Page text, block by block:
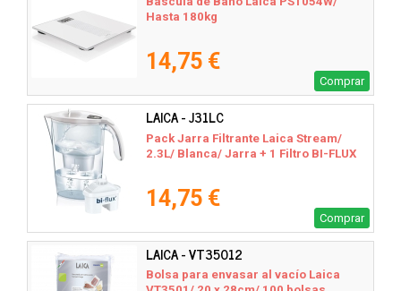
Hasta 180kg
14,75 €
Comprar
LAICA - J31LC
Pack Jarra Filtrante Laica Stream/
2.3L/ Blanca/ Jarra + 1 Filtro BI-FLUX
14,75 €
Comprar
LAICA - VT35012
Bolsa para envasar al vacío Laica